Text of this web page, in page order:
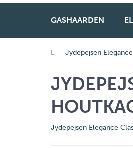
GASHAARDEN
Jydepejsen
Jydepejsen Elegance